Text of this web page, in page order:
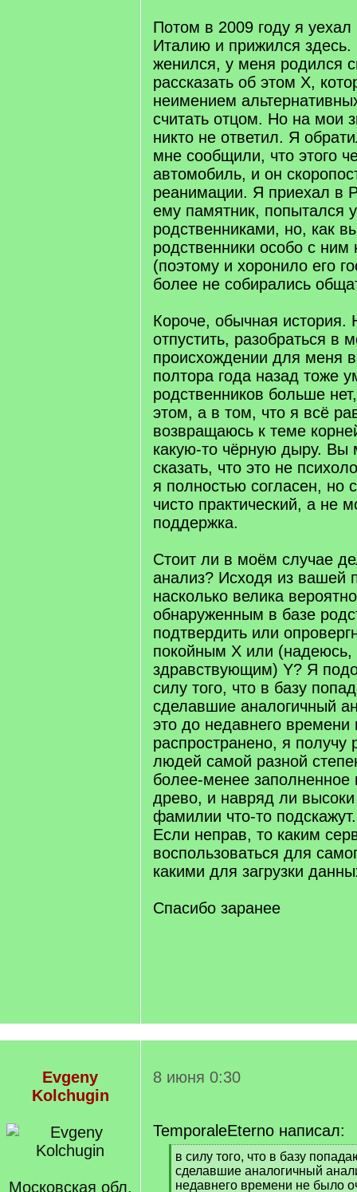
Потом в 2009 году я уехал
Италию и прижился здесь.
женился, у меня родился
рассказать об этом X,
неимением
считать отцом. Но на мои
никто не ответил. Я
мне сообщили, что этого
автомобиль, и он
реанимации. Я приехал в
ему памятник, попытался
родственниками, но, как
родственники особо с
(поэтому и хоронило его
более не собирались
Короче, обычная история.
отпустить, разобраться в
происхождении для меня
полтора года назад тоже
родственников больше
этом, а в том, что я всё
возвращаюсь к теме
какую-то чёрную дыру. Вы
сказать, что это не
я полностью согласен, но
чисто практический, а не
поддержка.
Стоит ли в моём случае
анализ? Исходя из вашей
насколько велика
обнаруженным в базе
подтвердить или
покойным X или
здравствующим) Y? Я
силу того, что в базу
сделавшие аналогичный
это до недавнего
распространено, я
людей самой разной
более-менее заполненное
древо, и навряд ли
фамилии что-то
Если неправ, то каким
воспользоваться для
какими для загрузки
Спасибо заранее
Evgeny
Kolchugin
Московская обл.
8 июня 0:30
TemporaleEterno написал:
[
q
]
в силу того, что в базу
сделавшие аналогичный
недавнего времени не было